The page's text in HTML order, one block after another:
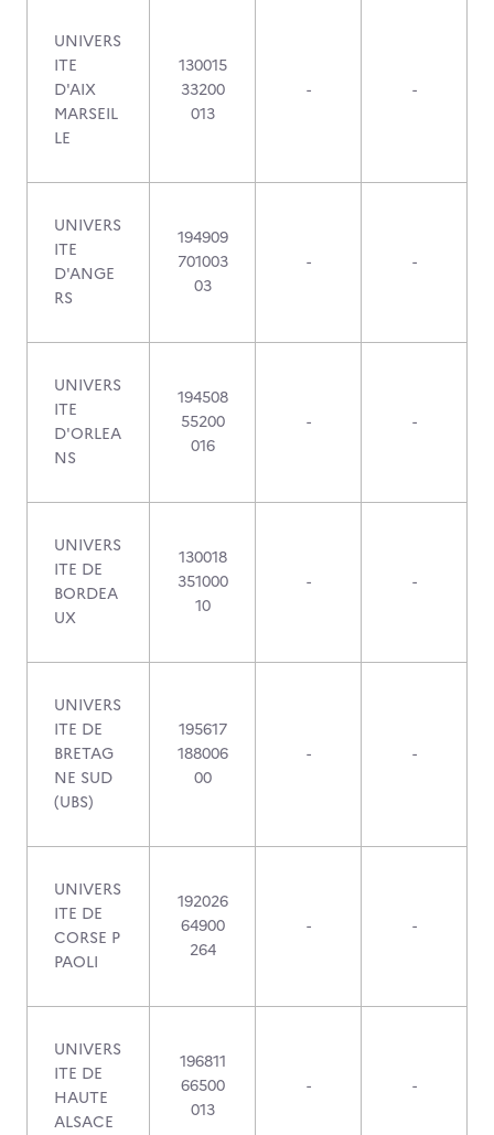
UNIVERS
ITE
D'AIX
MARSEIL
LE
130015
33200
013
- -
UNIVERS
ITE
D'ANGE
RS
194909
701003
03
- -
UNIVERS
ITE
D'ORLEA
NS
194508
55200
016
- -
UNIVERS
ITE DE
BORDEA
UX
130018
351000
10
- -
UNIVERS
ITE DE
BRETAG
NE SUD
(UBS)
195617
188006
00
- -
UNIVERS
ITE DE
CORSE P
PAOLI
192026
64900
264
- -
UNIVERS
ITE DE
HAUTE
ALSACE
196811
66500
013
- -